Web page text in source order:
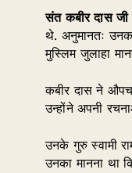
संत कबीर दास जी
थे. अनुमानतः
मुस्लिम जुलाहा
कबीर दास ने
उन्होंने अपनी
उनके गुरु स्वामी
उनका मानना था